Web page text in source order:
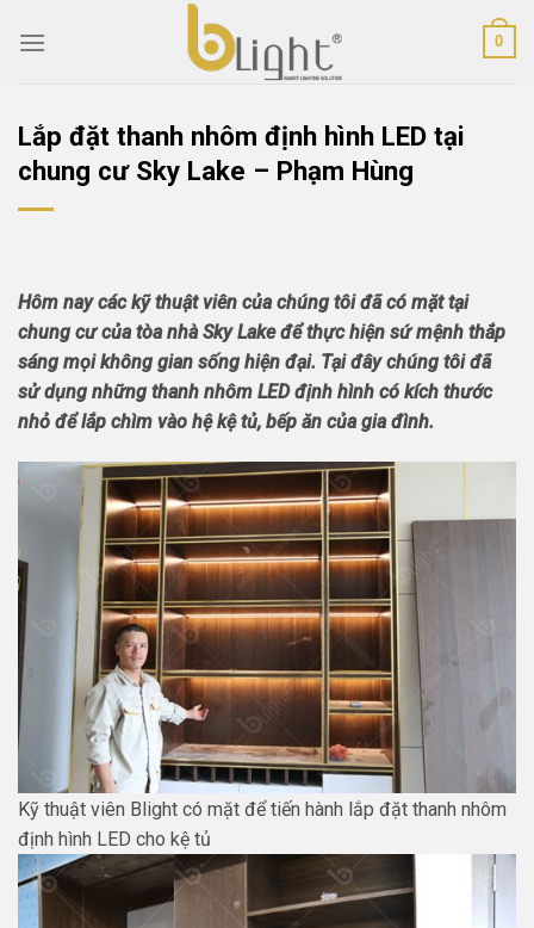
0
Lắp đặt thanh nhôm định hình LED tại
chung cư Sky Lake – Phạm Hùng
Hôm nay các kỹ thuật viên của chúng tôi đã có mặt tại
chung cư của tòa nhà Sky Lake để thực hiện sứ mệnh thắp
sáng mọi không gian sống hiện đại. Tại đây chúng tôi đã
sử dụng những thanh nhôm LED định hình có kích thước
nhỏ để lắp chìm vào hệ kệ tủ, bếp ăn của gia đình.
Kỹ thuật viên Blight có mặt để tiến hành lắp đặt thanh nhôm
định hình LED cho kệ tủ